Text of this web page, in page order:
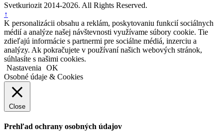
Svetkuriozit 2014-2026. All Rights Reserved.
↑
K personalizácii obsahu a reklám, poskytovaniu funkcií sociálnych
médií a analýze našej návštevnosti využívame súbory cookie. Tie
zdieľajú informácie s partnermi pre sociálne médiá, inzerciu a
analýzy. Ak pokračujete v používaní našich webových stránok,
súhlasíte s našimi cookies.
Nastavenia
OK
Osobné údaje & Cookies
Close
Prehľad ochrany osobných údajov